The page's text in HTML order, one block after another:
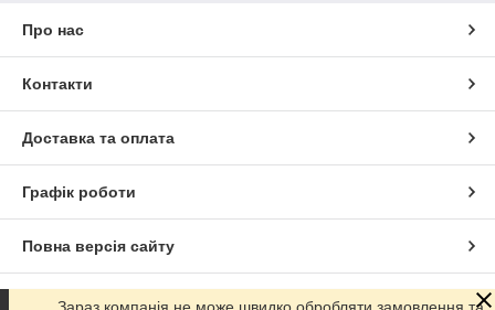
Про нас
Контакти
Доставка та оплата
Графік роботи
Повна версія сайту
Сайт створено на маркетплейсіProm.ua